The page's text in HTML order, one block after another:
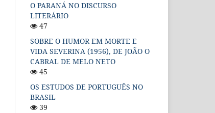
O PARANÁ NO DISCURSO
LITERÁRIO
47
SOBRE O HUMOR EM MORTE E
VIDA SEVERINA (1956), DE JOÃO O
CABRAL DE MELO NETO
45
OS ESTUDOS DE PORTUGUÊS NO
BRASIL
39